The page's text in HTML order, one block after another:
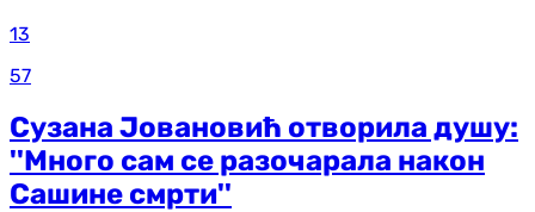
13
57
Сузана Јовановић отворила душу:
''Много сам се разочарала након
Сашине смрти''